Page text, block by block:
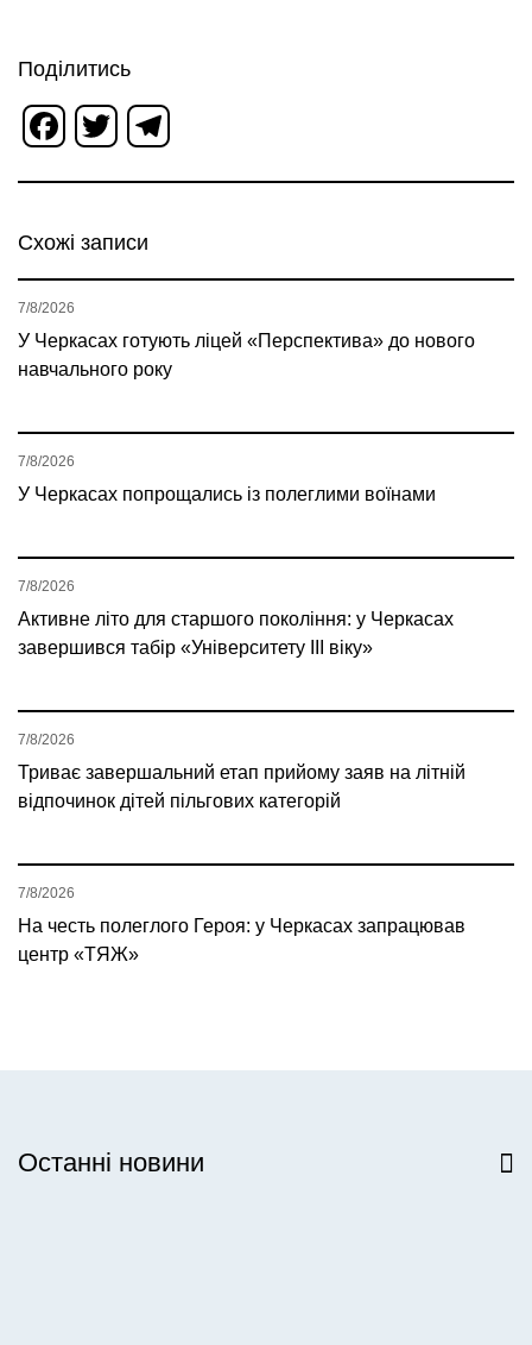
Поділитись
Facebook
Twitter
Схожі записи
У Черкасах готують ліцей «Перспектива» до нового
навчального року
7/8/2026
У Черкасах попрощались із полеглими воїнами
7/8/2026
Активне літо для старшого покоління: у Черкасах
завершився табір «Університету ІІІ віку»
7/8/2026
Триває завершальний етап прийому заяв на літній
відпочинок дітей пільгових категорій
7/8/2026
На честь полеглого Героя: у Черкасах запрацював
центр «ТЯЖ»
7/8/2026
Останні новини